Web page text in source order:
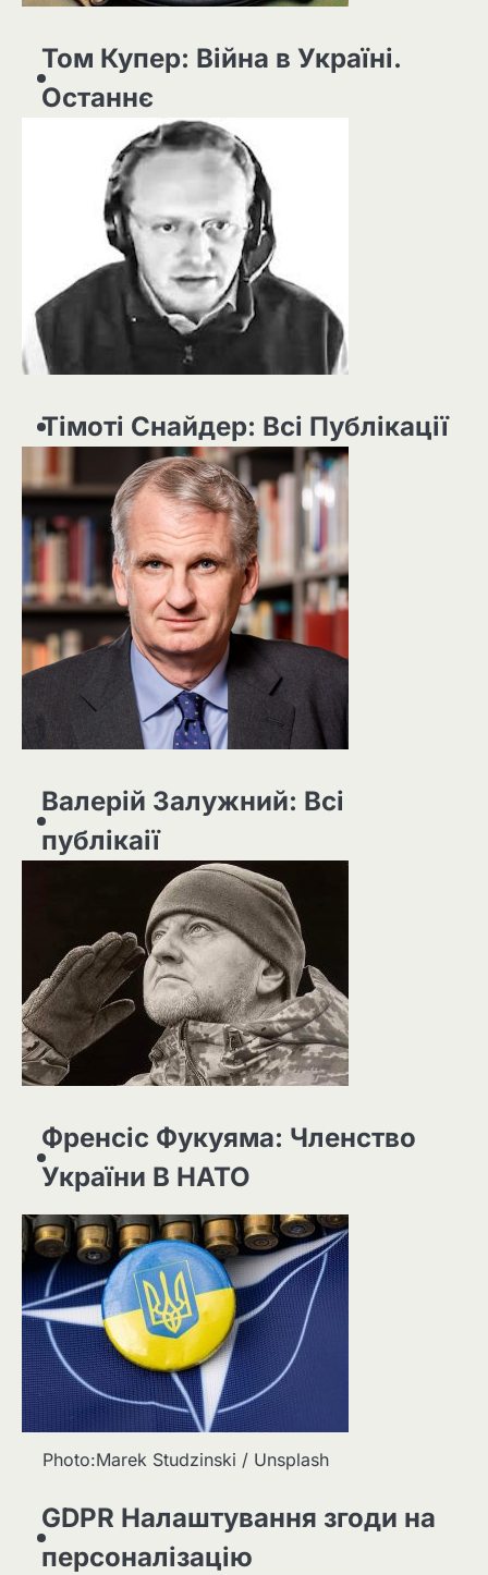
Том Купер: Війна в Україні.
Останнє
Тімоті Снайдер: Всі Публікації
Валерій Залужний: Всі
публікаії
Френсіс Фукуяма: Членство
України В НАТО
Photo:Marek Studzinski / Unsplash
GDPR Налаштування згоди на
персоналізацію